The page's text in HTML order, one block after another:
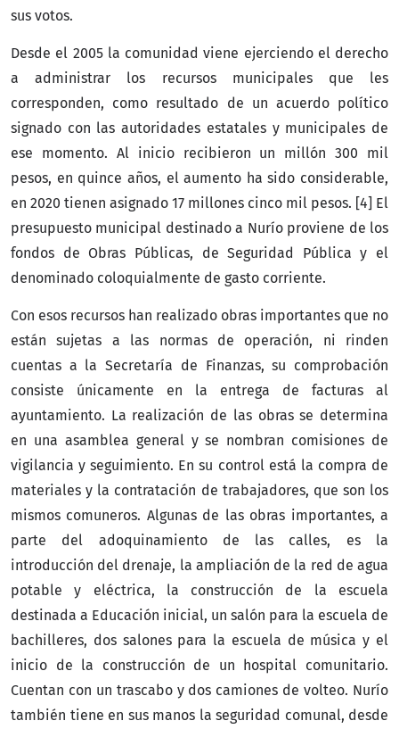
sus votos.
Desde el 2005 la comunidad viene ejerciendo el derecho
a administrar los recursos municipales que les
corresponden, como resultado de un acuerdo político
signado con las autoridades estatales y municipales de
ese momento. Al inicio recibieron un millón 300 mil
pesos, en quince años, el aumento ha sido considerable,
en 2020 tienen asignado 17 millones cinco mil pesos. [4] El
presupuesto municipal destinado a Nurío proviene de los
fondos de Obras Públicas, de Seguridad Pública y el
denominado coloquialmente de gasto corriente.
Con esos recursos han realizado obras importantes que no
están sujetas a las normas de operación, ni rinden
cuentas a la Secretaría de Finanzas, su comprobación
consiste únicamente en la entrega de facturas al
ayuntamiento. La realización de las obras se determina
en una asamblea general y se nombran comisiones de
vigilancia y seguimiento. En su control está la compra de
materiales y la contratación de trabajadores, que son los
mismos comuneros. Algunas de las obras importantes, a
parte del adoquinamiento de las calles, es la
introducción del drenaje, la ampliación de la red de agua
potable y eléctrica, la construcción de la escuela
destinada a Educación inicial, un salón para la escuela de
bachilleres, dos salones para la escuela de música y el
inicio de la construcción de un hospital comunitario.
Cuentan con un trascabo y dos camiones de volteo. Nurío
también tiene en sus manos la seguridad comunal, desde